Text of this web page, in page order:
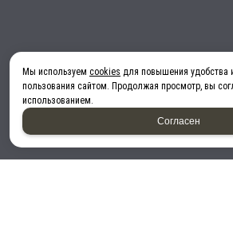
Мы используем cookies для повышения удобства
пользования сайтом. Продолжая просмотр, вы
использованием.
Согласен